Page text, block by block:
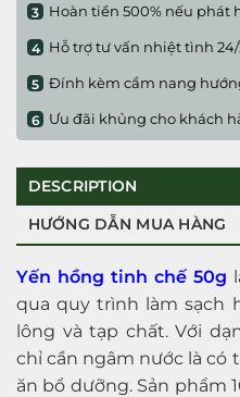
Hoàn tiền 500% nếu phát
Hỗ trợ tư vấn nhiệt tình
Đính kèm cẩm nang
Ưu đãi khủng cho khách
DESCRIPTION
HƯỚNG DẪN MUA HÀNG
Yến hồng tinh chế 50g
qua quy trình làm sạch
lông và tạp chất. Với
chỉ cần ngâm nước là có
ăn bổ dưỡng. Sản phẩm